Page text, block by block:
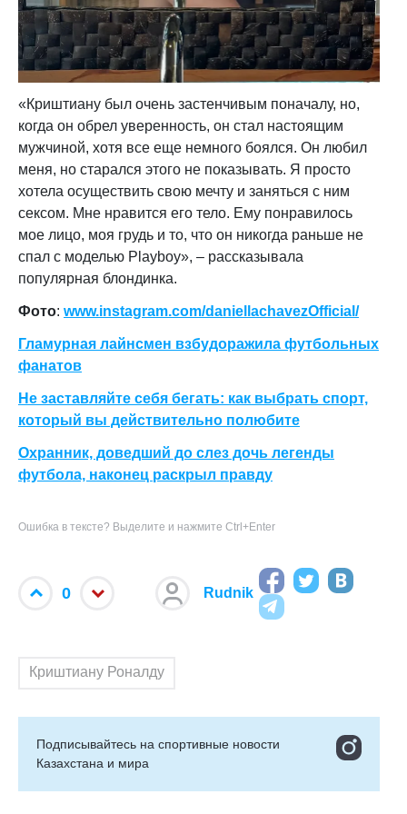
«Криштиану был очень застенчивым поначалу, но,
когда он обрел уверенность, он стал настоящим
мужчиной, хотя все еще немного боялся. Он любил
меня, но старался этого не показывать. Я просто
хотела осуществить свою мечту и заняться с ним
сексом. Мне нравится его тело. Ему понравилось
мое лицо, моя грудь и то, что он никогда раньше не
спал с моделью Playboy», – рассказывала
популярная блондинка.
Фото: www.instagram.com/daniellachavezOfficial/
Гламурная лайнсмен взбудоражила футбольных
фанатов
Не заставляйте себя бегать: как выбрать спорт,
который вы действительно полюбите
Охранник, доведший до слез дочь легенды
футбола, наконец раскрыл правду
Ошибка в тексте? Выделите и нажмите Ctrl+Enter
0 Rudnik
Криштиану Роналду
Подписывайтесь на cпортивные новости
Казахстана и мира